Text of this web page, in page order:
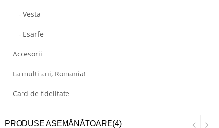
- Vesta
- Esarfe
Accesorii
La multi ani, Romania!
Card de fidelitate
PRODUSE ASEMĂNĂTOARE(4)